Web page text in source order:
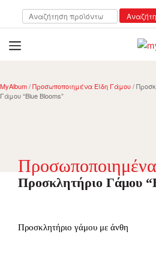
Αναζήτηση
για:
open
MyAlbum/Προσωποποιημένα Είδη Γάμου/
Γάμου “Blue Blooms”
Προσκλητήριο Γάμου
Προσκλητήριο γάμου με άνθη